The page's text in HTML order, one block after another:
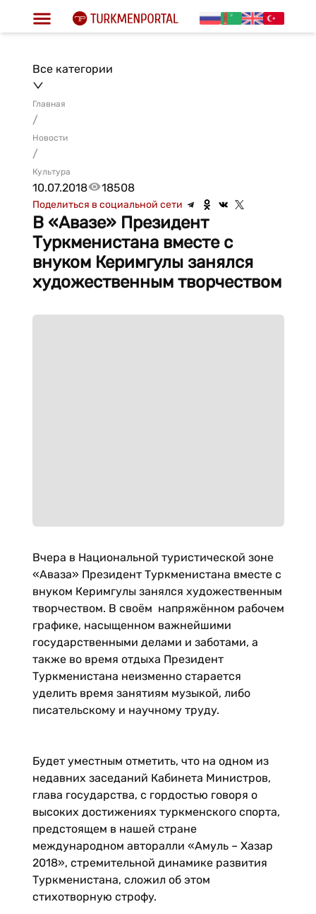
Все категории
Главная
/
Новости
/
Культура
10.07.2018 18508
Поделиться в социальной сети
В «Авазе» Президент
Туркменистана вместе с
внуком Керимгулы занялся
художественным творчеством
Вчера в Национальной туристической зоне
«Аваза» Президент Туркменистана вместе с
внуком Керимгулы занялся художественным
творчеством. В своём напряжённом рабочем
графике, насыщенном важнейшими
государственными делами и заботами, а
также во время отдыха Президент
Туркменистана неизменно старается
уделить время занятиям музыкой, либо
писательскому и научному труду.
Будет уместным отметить, что на одном из
недавних заседаний Кабинета Министров,
глава государства, с гордостью говоря о
высоких достижениях туркменского спорта,
предстоящем в нашей стране
международном авторалли «Амуль – Хазар
2018», стремительной динамике развития
Туркменистана, сложил об этом
стихотворную строфу.